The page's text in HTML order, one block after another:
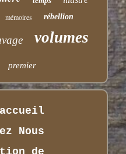
mémoires rébellion
volumes
premier
Nous
de